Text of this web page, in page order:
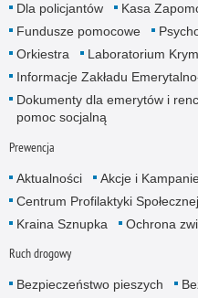
Dla policjantów
Kasa
Fundusze pomocowe
Orkiestra
Laboratorium
Informacje Zakładu
Dokumenty dla emerytów i
pomoc socjalną
Prewencja
Aktualności
Akcje i
Centrum Profilaktyki Społecznej
Kraina Sznupka
Ochrona
Ruch drogowy
Bezpieczeństwo pieszych